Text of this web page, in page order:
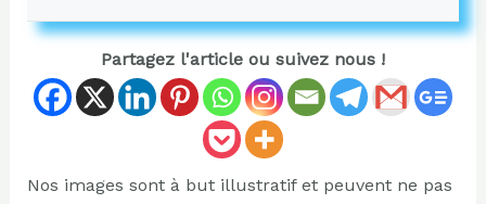
Partagez l'article ou suivez nous !
Nos images sont à but illustratif et peuvent ne pas